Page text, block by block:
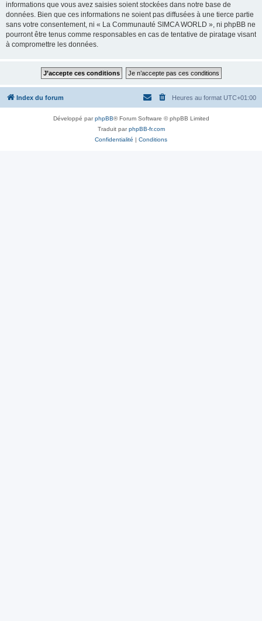
informations que vous avez saisies soient stockées dans notre base de
données. Bien que ces informations ne soient pas diffusées à une tierce partie
sans votre consentement, ni « La Communauté SIMCA WORLD », ni phpBB ne
pourront être tenus comme responsables en cas de tentative de piratage visant
à compromettre les données.
Index du forum Heures au format UTC+01:00
Développé parphpBB® Forum Software © phpBB Limited
Traduit parphpBB-fr.com
Confidentialité | Conditions